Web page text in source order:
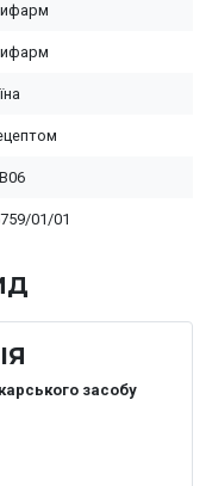
01/01
засобу